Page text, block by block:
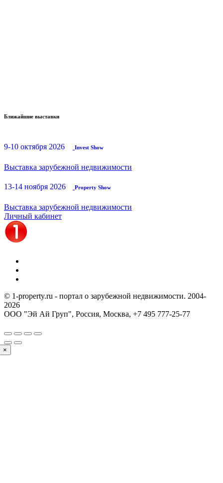
Ближайшие выставки
9-10 октября 2026 Invest Show
Выставка зарубежной недвижимости
13-14 ноября 2026 Property Show
Выставка зарубежной недвижимости
Личный кабинет
© 1-property.ru - портал о зарубежной недвижимости. 2004-
2026
ООО "Эй Ай Груп", Россия, Москва, +7 495 777-25-77
×